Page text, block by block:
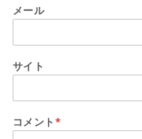
メール
サイト
コメント*